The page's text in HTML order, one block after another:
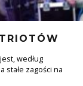
według
stałe zagości na